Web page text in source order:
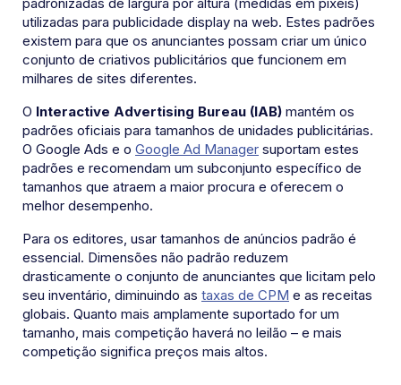
utilizadas para publicidade display na web. Estes padrões
existem para que os anunciantes possam criar um único
conjunto de criativos publicitários que funcionem em
milhares de sites diferentes.
O Interactive Advertising Bureau (IAB) mantém os
padrões oficiais para tamanhos de unidades publicitárias.
O Google Ads e o Google Ad Manager suportam estes
padrões e recomendam um subconjunto específico de
tamanhos que atraem a maior procura e oferecem o
melhor desempenho.
Para os editores, usar tamanhos de anúncios padrão é
essencial. Dimensões não padrão reduzem
drasticamente o conjunto de anunciantes que licitam pelo
seu inventário, diminuindo as taxas de CPM e as receitas
globais. Quanto mais amplamente suportado for um
tamanho, mais competição haverá no leilão – e mais
competição significa preços mais altos.